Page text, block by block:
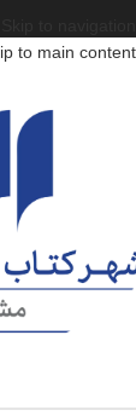
to main content
محصولات /